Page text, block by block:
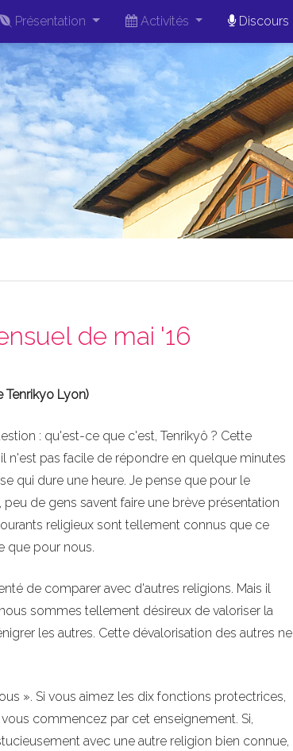
Présentation Activités Discours
de mai '16
Tenrikyo Lyon)
: qu'est-ce que c'est, Tenrikyô ? Cette
n'est pas facile de répondre en quelque minutes
qui dure une heure. Je pense que pour le
de gens savent faire une brève présentation
religieux sont tellement connus que ce
que pour nous.
de comparer avec d'autres religions. Mais il
sommes tellement désireux de valoriser la
les autres. Cette dévalorisation des autres ne
». Si vous aimez les dix fonctions protectrices,
vous commencez par cet enseignement. Si,
avec une autre religion bien connue,